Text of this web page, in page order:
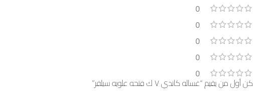
0
0
0
0
0
كن أول من يقيم “غساله كاندي ٧ ك فتحه علويه سيلفر”